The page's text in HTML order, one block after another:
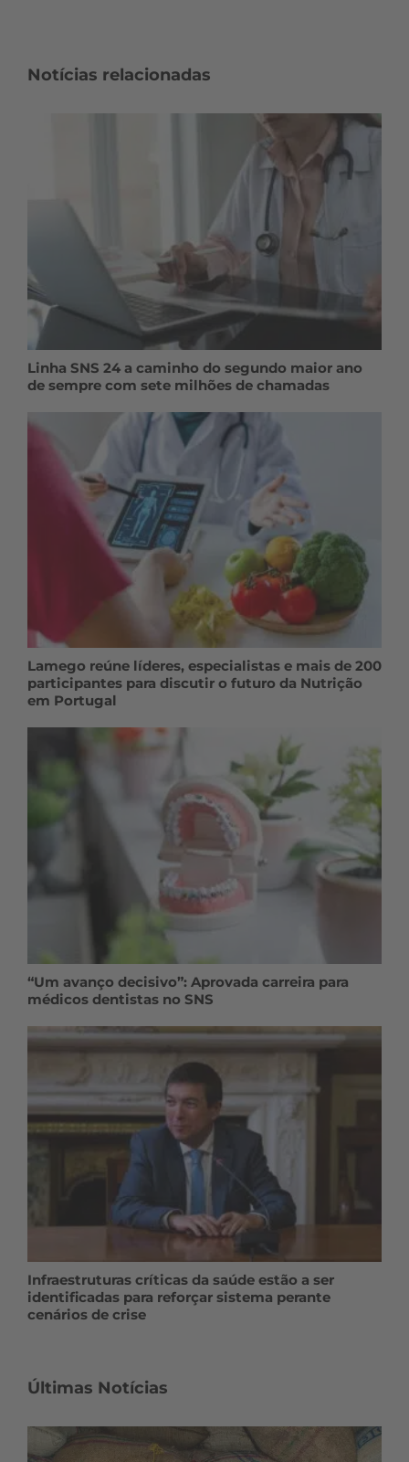
Notícias relacionadas
Linha SNS 24 a caminho do segundo maior ano
de sempre com sete milhões de chamadas
Lamego reúne líderes, especialistas e mais de 200
participantes para discutir o futuro da Nutrição
em Portugal
“Um avanço decisivo”: Aprovada carreira para
médicos dentistas no SNS
Infraestruturas críticas da saúde estão a ser
identificadas para reforçar sistema perante
cenários de crise
Últimas Notícias